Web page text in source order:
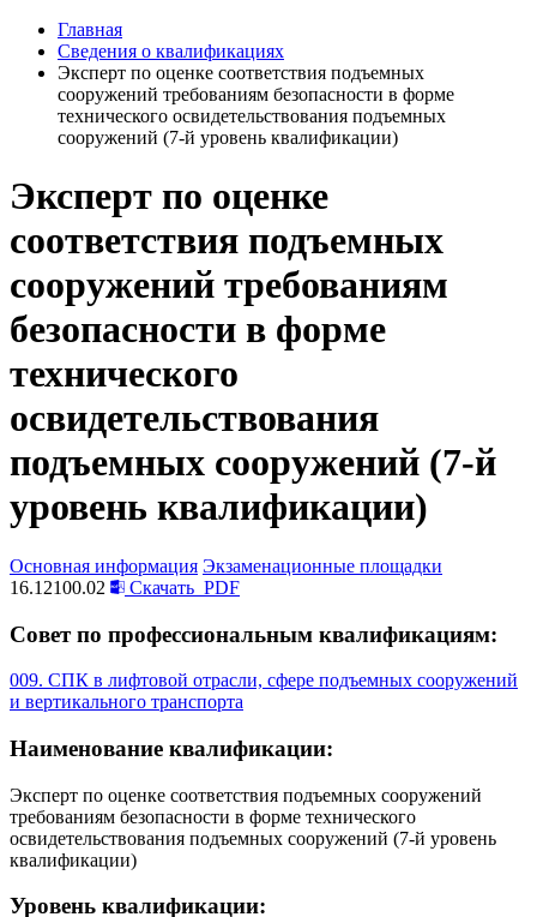
Главная
Сведения о квалификациях
Эксперт по оценке соответствия подъемных
сооружений требованиям безопасности в форме
технического освидетельствования подъемных
сооружений (7-й уровень квалификации)
Эксперт по оценке
соответствия подъемных
сооружений требованиям
безопасности в форме
технического
освидетельствования
подъемных сооружений (7-й
уровень квалификации)
Основная информация Экзаменационные площадки
16.12100.02
Скачать PDF
Совет по профессиональным квалификациям:
009. СПК в лифтовой отрасли, сфере подъемных сооружений
и вертикального транспорта
Наименование квалификации:
Эксперт по оценке соответствия подъемных сооружений
требованиям безопасности в форме технического
освидетельствования подъемных сооружений (7-й уровень
квалификации)
Уровень квалификации: